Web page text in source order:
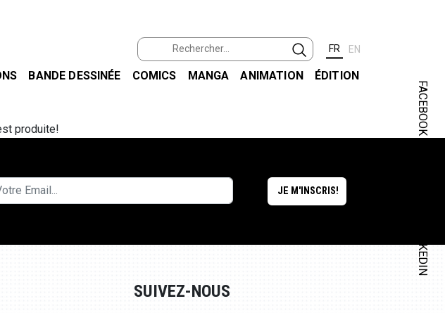
FR EN
BANDE DESSINÉE COMICS MANGA ANIMATION ÉDITION
FACEBOOK
LINKEDIN
produite!
SUIVEZ-NOUS